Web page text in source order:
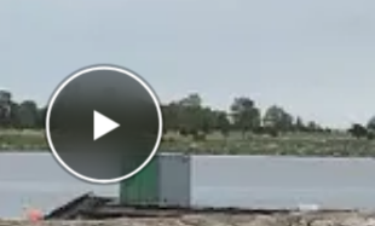
0
hamnade du på plats